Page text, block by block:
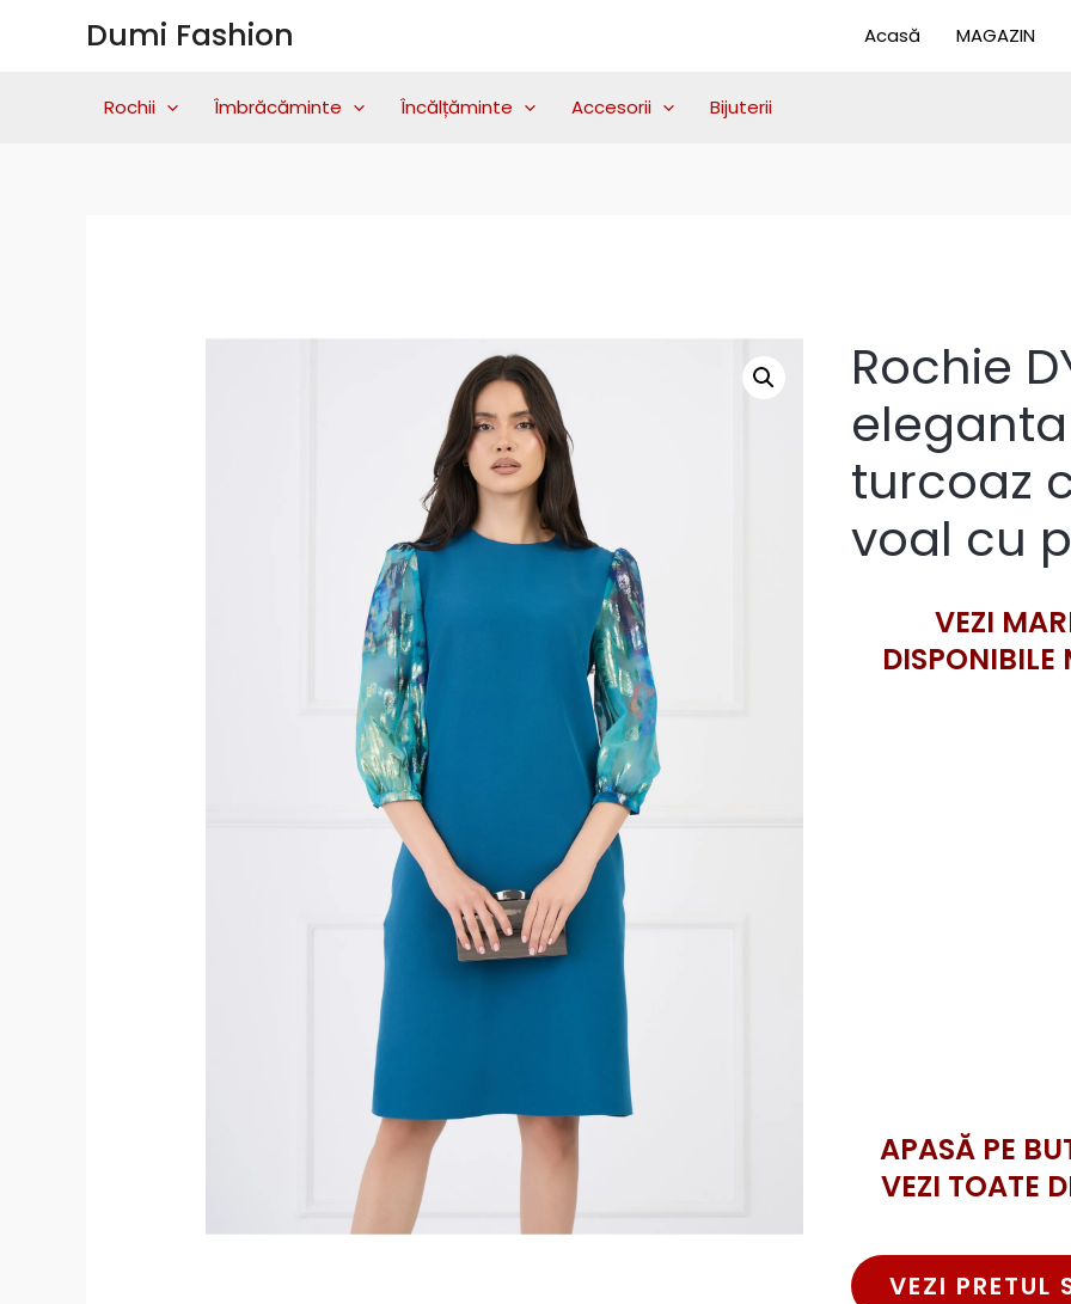
Dumi Fashion Acasă MAGAZIN
Rochii Îmbrăcăminte Încălțăminte Accesorii Bijuterii
Rochie
turcoaz
voal cu
VEZI
APASĂ PE
VEZI TOATE
VEZI PRETUL